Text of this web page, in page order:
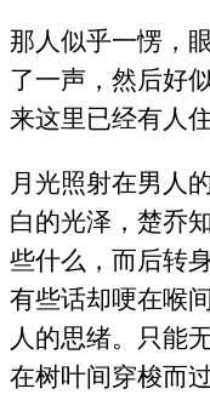
那人似乎一愣，
了一声，然后好
来这里已经有人
月光照射在男人
白的光泽，楚乔
些什么，而后转
有些话却哽在喉
人的思绪。只能
在树叶间穿梭而